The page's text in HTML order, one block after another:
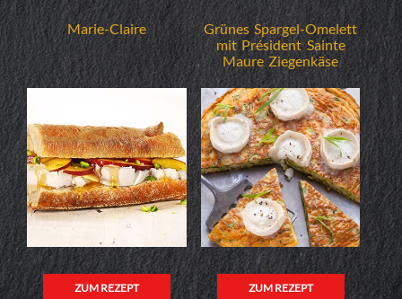
Marie-Claire
ZUM REZEPT
Grünes Spargel-Omelett
mit Président Sainte
Maure Ziegenkäse
ZUM REZEPT